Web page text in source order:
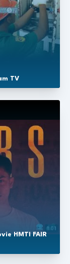
TV
HMTI FAIR